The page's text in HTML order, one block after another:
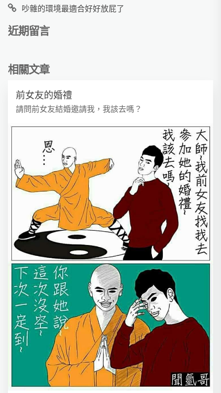
吵雜的環境最適合好好放屁了
近期留言
相關文章
前女友的婚禮
請問前女友結婚邀請我，我該去嗎？